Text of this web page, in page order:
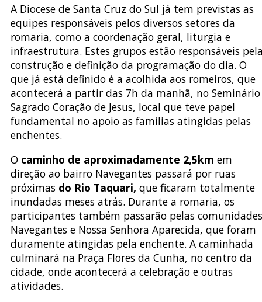
A Diocese de Santa Cruz do Sul já tem previstas as
equipes responsáveis pelos diversos setores da
romaria, como a coordenação geral, liturgia e
infraestrutura. Estes grupos estão responsáveis
construção e definição da programação do dia. O
que já está definido é a acolhida aos romeiros, que
acontecerá a partir das 7h da manhã, no Seminário
Sagrado Coração de Jesus, local que teve papel
fundamental no apoio as famílias atingidas pelas
enchentes.
O caminho de aproximadamente 2,5km em
direção ao bairro Navegantes passará por ruas
próximas do Rio Taquari, que ficaram totalmente
inundadas meses atrás. Durante a romaria, os
participantes também passarão pelas comunidades
Navegantes e Nossa Senhora Aparecida, que foram
duramente atingidas pela enchente. A caminhada
culminará na Praça Flores da Cunha, no centro da
cidade, onde acontecerá a celebração e outras
atividades.